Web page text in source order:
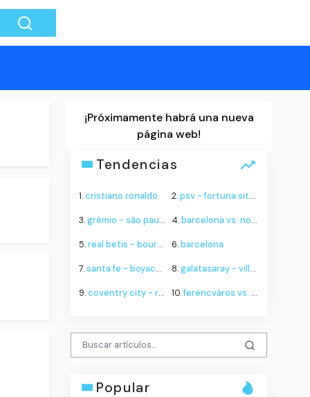
¡Próximamente habrá una nueva
página web!
Tendencias
1.cristiano ronaldo 2.psv - fortuna sittard
3.grêmio - são paulo 4.barcelona vs. nottingham forest
5.real betis - bournemouth 6.barcelona
7.santa fe - boyacá chicó 8.galatasaray - villarreal
9.coventry city - rcd espanyol 10.ferencváros vs. real madrid
Popular